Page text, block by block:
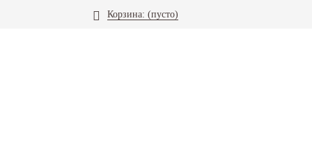
Корзина: (пусто)